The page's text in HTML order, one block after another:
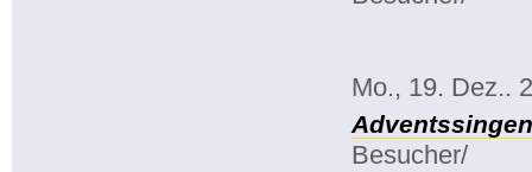
Mo., 19. Dez..
Besucher/